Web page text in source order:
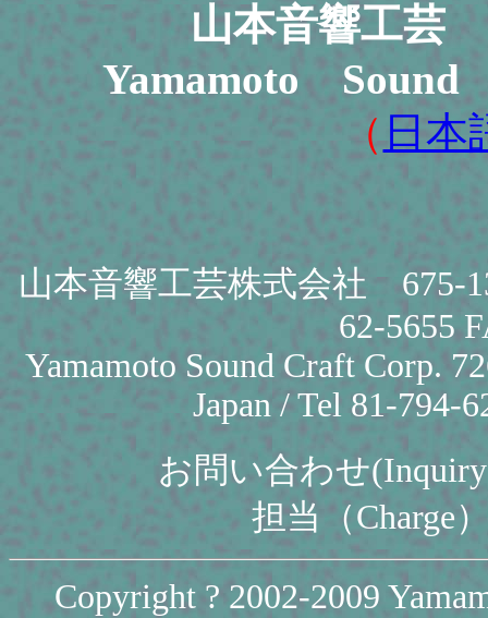
山本音響工芸
Yamamoto
（ 日本
山本音響工芸株式会社 675-
62-5655
Yamamoto Sound Craft Corp.
Japan / Tel 81-794-
お問い合わせ
担当（Charge
Copyright ? 2002-2009